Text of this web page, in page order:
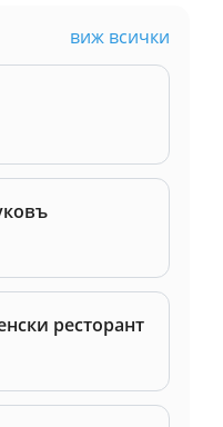
виж всички
ресторант